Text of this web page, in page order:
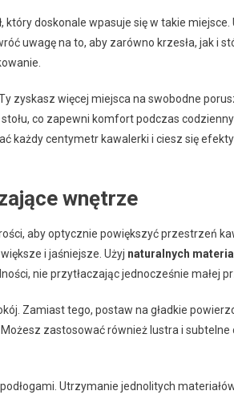
, który doskonale wpasuje się w takie miejsce.
uwagę na to, aby zarówno krzesła, jak i
zyskasz więcej miejsca na swobodne
co zapewni komfort podczas
każdy centymetr kawalerki i ciesz się
wnętrze
aby optycznie powiększyć przestrzeń
i jaśniejsze. Użyj naturalnych
nie przytłaczając jednocześnie małej
Zamiast tego, postaw na gładkie
zastosować również lustra i subtelne
Utrzymanie jednolitych